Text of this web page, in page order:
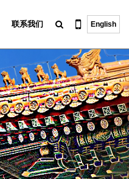
联系我们 English